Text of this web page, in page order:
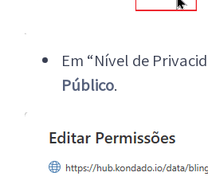
Em “Nível de
Público.